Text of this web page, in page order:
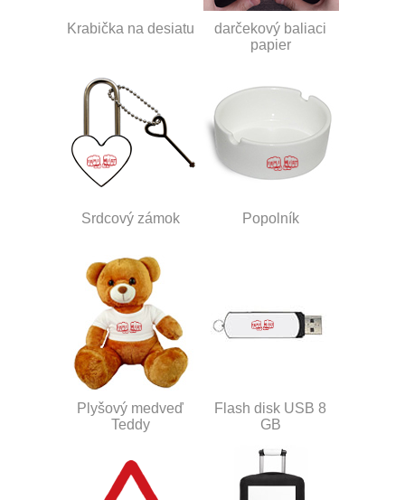
Krabička na desiatu
darčekový baliaci
papier
Srdcový zámok Popolník
Plyšový medveď
Teddy
Flash disk USB 8
GB